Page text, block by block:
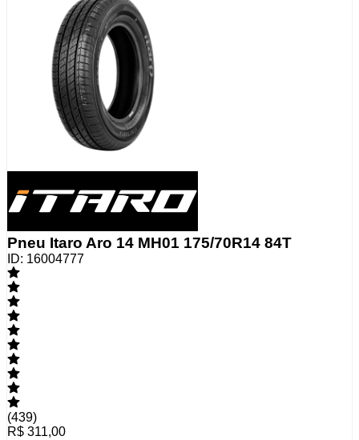
Pneu Itaro Aro 14 MH01 175/70R14 84T
ID: 16004777
(439)
R$ 311,00